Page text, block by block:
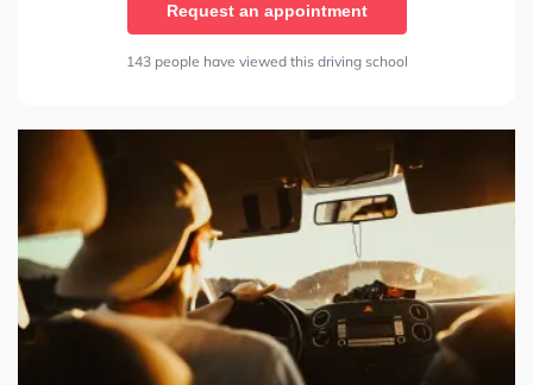
Request an appointment
143 people have viewed this driving school